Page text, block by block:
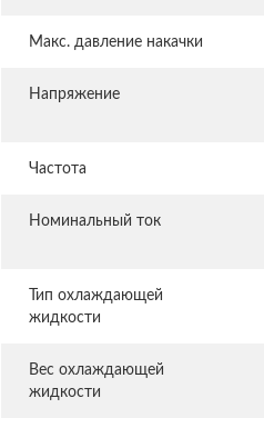
Макс. давление накачки
Напряжение
Частота
Номинальный ток
Тип охлаждающей
жидкости
Вес охлаждающей
жидкости